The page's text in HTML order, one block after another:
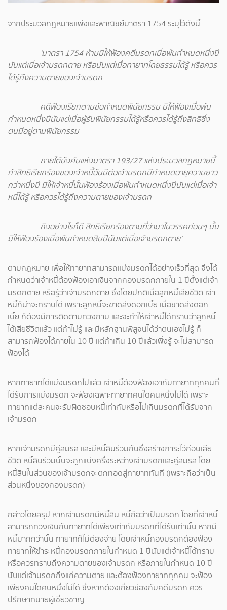
จากประมวลกฎหมายแพ่งและพาณิชย์มาตรา 1754 ระบุไว้ดังนี้
‘มาตรา 1754 ห้ามมิให้ฟ้องคดีมรดกเมื่อพ้นกำหนดหนึ่งปี
นับแต่เมื่อเจ้ามรดกตาย หรือนับแต่เมื่อทายาทโดยธรรมได้รู้ หรือควร
ได้รู้ถึงความตายของเจ้ามรดก
คดีฟ้องเรียกตามข้อกำหนดพินัยกรรม มิให้ฟ้องเมื่อพ้น
กำหนดหนึ่งปีนับแต่เมื่อผู้รับพินัยกรรมได้รู้หรือควรได้รู้ถึงสิทธิซึ่ง
ตนมีอยู่ตามพินัยกรรม
ภายใต้บังคับแห่งมาตรา 193/27 แห่งประมวลกฎหมายนี้
ถ้าสิทธิเรียกร้องของเจ้าหนี้อันมีต่อเจ้ามรดกมีกำหนดอายุความยาว
กว่าหนึ่งปี มิให้เจ้าหนี้นั้นฟ้องร้องเมื่อพ้นกำหนดหนึ่งปีนับแต่เมื่อเจ้า
หนี้ได้รู้ หรือควรได้รู้ถึงความตายของเจ้ามรดก
ถึงอย่างไรก็ดี สิทธิเรียกร้องตามที่ว่ามาในวรรคก่อนๆ นั้น
มิให้ฟ้องร้องเมื่อพ้นกำหนดสิบปีนับแต่เมื่อเจ้ามรดกตาย’
ตามกฎหมาย เพื่อให้ทายาทสามารถแบ่งมรดกได้อย่างเร็วที่สุด จึงได้
กำหนดว่าเจ้าหนี้ต้องฟ้องเอาเงินจากกองมรดกภายใน 1 ปีตั้งแต่เจ้า
มรดกตาย หรือรู้ว่าเจ้ามรดกตาย ซึ่งโดยปกติเมื่อลูกหนี้เสียชีวิต เจ้า
หนี้ก็น่าจะทราบได้ เพราะลูกหนี้จะขาดส่งดอกเบี้ย เมื่อขาดส่งดอก
เบี้ย ก็ต้องมีการติดตามทวงถาม และจะทำให้เจ้าหนี้ได้ทราบว่าลูกหนี้
ได้เสียชีวิตแล้ว แต่ถ้าไม่รู้ และมีหลักฐานพิสูจน์ได้ว่าตนเองไม่รู้ ก็
สามารถฟ้องได้ภายใน 10 ปี แต่ถ้าเกิน 10 ปีแล้วเพิ่งรู้ จะไม่สามารถ
ฟ้องได้
หากทายาทได้แบ่งมรดกไปแล้ว เจ้าหนี้ต้องฟ้องเอากับทายาททุกคนที่
ได้รับการแบ่งมรดก จะฟ้องเฉพาะทายาทคนใดคนหนึ่งไม่ได้ เพราะ
ทายาทแต่ละคนจะรับผิดชอบหนี้เท่ากับหรือไม่เกินมรดกที่ได้รับจาก
เจ้ามรดก
หากเจ้ามรดกมีคู่สมรส และมีหนี้สินร่วมกันซึ่งสร้างภาระไว้ก่อนเสีย
ชีวิต หนี้สินร่วมนั้นจะถูกแบ่งครึ่งระหว่างเจ้ามรดกและคู่สมรส โดย
หนี้สินในส่วนของเจ้ามรดกจะตกทอดสู่ทายาททันที (เพราะถือว่าเป็น
ส่วนหนึ่งของกองมรดก)
กล่าวโดยสรุป หากเจ้ามรดกมีหนี้สิน หนี้ถือว่าเป็นมรดก โดยที่เจ้าหนี้
สามารถทวงเงินกับทายาทได้เพียงเท่ากับมรดกที่ได้รับเท่านั้น หากมี
หนี้มากกว่านั้น ทายาทก็ไม่ต้องจ่าย โดยเจ้าหนี้กองมรดกต้องฟ้อง
ทายาทให้ชำระหนี้กองมรดกภายในกำหนด 1 ปีนับแต่เจ้าหนี้ได้ทราบ
หรือควรทราบถึงความตายของเจ้ามรดก หรือภายในกำหนด 10 ปี
นับแต่เจ้ามรดกถึงแก่ความตาย และต้องฟ้องทายาททุกคน จะฟ้อง
เพียงคนใดคนหนึ่งไม่ได้ ซึ่งหากต้องเกี่ยวข้องกับคดีมรดก ควร
ปรึกษาทนายผู้เชี่ยวชาญ